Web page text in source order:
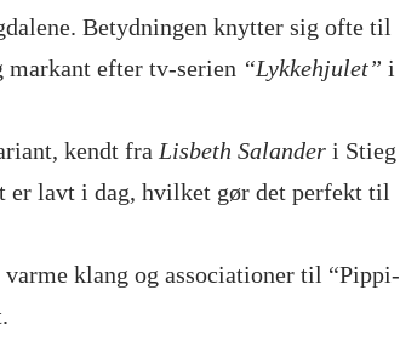
Betydningen knytter sig ofte til
markant efter tv-serien “Lykkehjulet” i
kendt fra Lisbeth Salander i Stieg
lavt i dag, hvilket gør det perfekt til
varme klang og associationer til “Pippi-